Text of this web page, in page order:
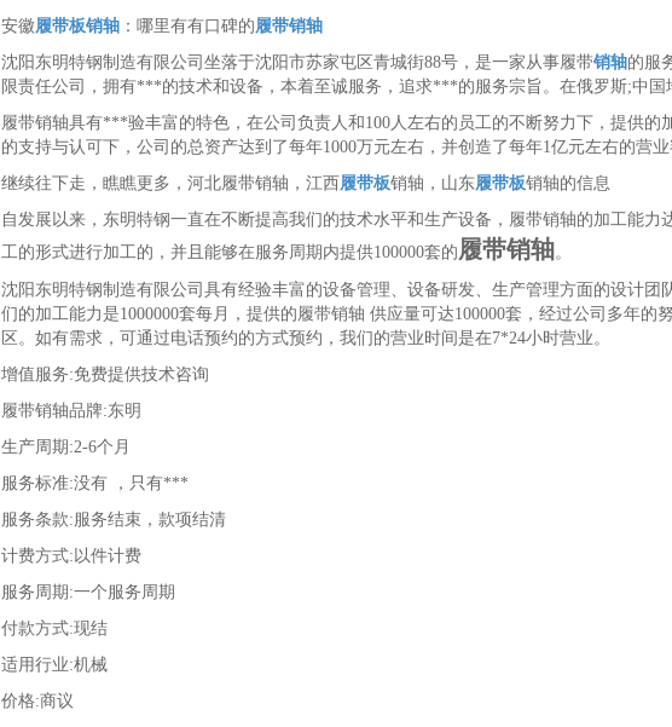
安徽履带板销轴：哪里有有口碑的履带销轴
沈阳东明特钢制造有限公司坐落于沈阳市苏家屯区青城街88号，是一家从事履带销轴的服
限责任公司，拥有***的技术和设备，本着至诚服务，追求***的服务宗旨。在俄罗斯;中国
履带销轴具有***验丰富的特色，在公司负责人和100人左右的员工的不断努力下，提供的
的支持与认可下，公司的总资产达到了每年1000万元左右，并创造了每年1亿元左右的营业
继续往下走，瞧瞧更多，河北履带销轴，江西 履带板销轴，山东履带板销轴的信息
自发展以来，东明特钢一直在不断提高我们的技术水平和生产设备，履带销轴的加工能力
工的形式进行加工的，并且能够在服务周期内提供100000套的 履带销轴。
沈阳东明特钢制造有限公司具有经验丰富的设备管理、设备研发、生产管理方面的设计团
们的加工能力是1000000套每月，提供的履带销轴 供应量可达100000套，经过公司多年
区。如有需求，可通过电话预约的方式预约，我们的营业时间是在7*24小时营业。
增值服务:免费提供技术咨询
履带销轴品牌:东明
生产周期:2-6个月
服务标准:没有 ，只有***
服务条款:服务结束，款项结清
计费方式:以件计费
服务周期:一个服务周期
付款方式:现结
适用行业:机械
价格:商议